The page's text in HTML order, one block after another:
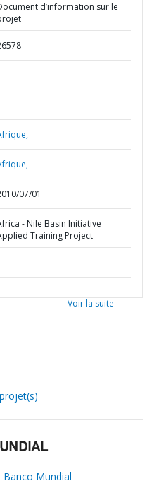
d’information sur le
07/01
- Nile Basin Initiative
Training Project
Voir la suite
Banco Mundial